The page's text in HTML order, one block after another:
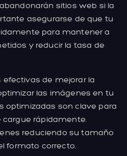
sitios web si la
asegurarse de que tu
para mantener a
y reducir la tasa de
de mejorar la
las imágenes en tu
optimizadas son clave para
rápidamente.
reduciendo su tamaño
formato correcto.